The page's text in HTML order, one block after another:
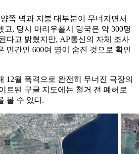
쪽 벽과 지붕 대부분이 무너지면서
고, 당시 마리우폴시 당국은 약 300명
다고 밝혔지만, AP통신의 자체 조사
민간인 600여 명이 숨진 것으로 확인
12월 폭격으로 완전히 무너진 극장의
트된 구글 지도에는 철거 전 폐허로
볼 수 있다.